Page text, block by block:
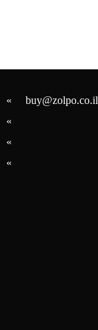
buy@zolpo.co.il